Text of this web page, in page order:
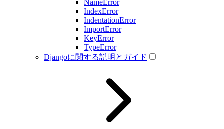
NameError
IndexError
IndentationError
ImportError
KeyError
TypeError
Djangoに関する説明とガイド